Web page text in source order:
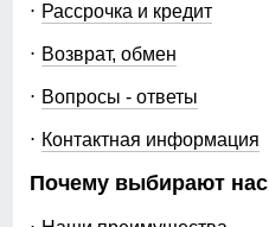
Рассрочка и кредит
Возврат, обмен
Вопросы - ответы
Контактная информация
Почему выбирают нас